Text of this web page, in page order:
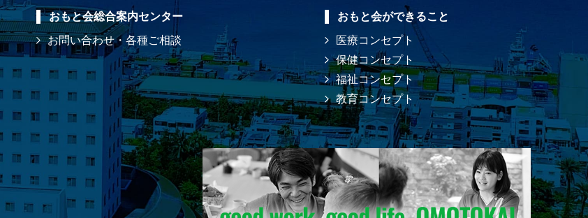
おもと会総合案内センター
お問い合わせ・各種ご相談
おもと会ができること
医療コンセプト
保健コンセプト
福祉コンセプト
教育コンセプト